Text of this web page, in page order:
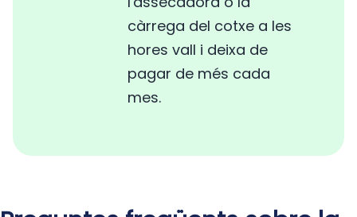
càrrega del cotxe a les
hores vall i deixa de
pagar de més cada
mes.